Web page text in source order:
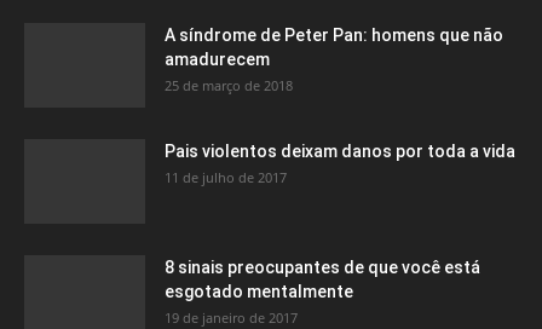
A síndrome de Peter Pan: homens que não
amadurecem
25 de março de 2018
Pais violentos deixam danos por toda a vida
11 de julho de 2017
8 sinais preocupantes de que você está
esgotado mentalmente
19 de janeiro de 2017